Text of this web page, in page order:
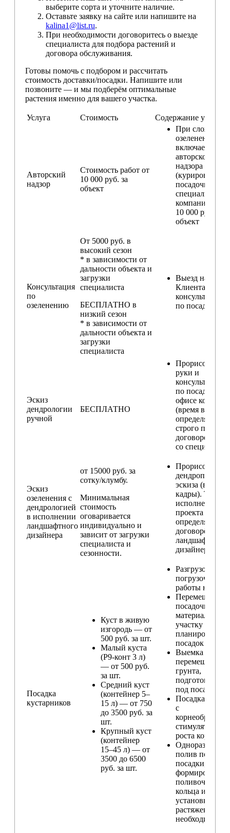
выберите сорта и уточните наличие.
Оставьте заявку на сайте или напишите на
kalina1@list.ru.
При необходимости договоритесь о выезде
специалиста для подбора растений и
договора обслуживания.
Готовы помочь с подбором и рассчитать
стоимость доставки/посадки. Напишите или
позвоните — и мы подберём оптимальные
растения именно для вашего участка.
Услуга Стоимость Содержание услуги
Авторский
надзор
Стоимость работ от
10 000 руб. за
объект
При сложном
озеленении
включаем
авторского
надзора
(курирование
посадочных
специалистом
компании) —
10 000 руб. за
объект
Консультация
по
озеленению
От 5000 руб. в
высокий сезон
* в зависимости от
дальности объекта и
загрузки
специалиста
БЕСПЛАТНО в
низкий сезон
* в зависимости от
дальности объекта и
загрузки
специалиста
Выезд на
Клиента для
по посадкам
Эскиз
дендрологии
ручной
БЕСПЛАТНО
Прорисовка от
руки и
по посадкам в
офисе
(время встречи
определяется
строго по
со
Эскиз
озеленения с
дендрологией
в исполнении
ландшафтного
дизайнера
от 15000 руб. за
сотку/клумбу.
Минимальная
стоимость
оговаривается
индивидуально и
зависит от загрузки
специалиста и
сезонности.
Прорисовка
дендроплана и
эскиза
кадры).
исполнения
проекта
определяется
ландшафтным
дизайнером
Посадка
кустарников
Куст в живую
изгородь — от
500 руб. за шт.
Малый куста
(Р9-конт 3 л)
— от 500 руб.
за шт.
Средний куст
(контейнер 5–
15 л) — от 750
до 3500 руб. за
шт.
Крупный куст
(контейнер
15–45 л) — от
3500 до 6500
руб. за шт.
Разгрузо-
погрузочные
работы на
Перемещение
посадочного
материала по
участку и
планирование
посадок
Выемка и
перемещение
грунта,
подготовка
под посадку
Посадка
с
стимулятором
роста корней
Одноразовый
полив после
посадки,
формирование
поливочного
кольца и
установка
растяжек (при